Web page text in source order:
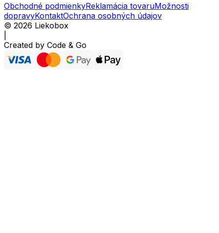
Obchodné podmienkyReklamácia tovaruMožnosti
dopravyKontaktOchrana osobných údajov
© 2026 Liekobox
Created by Code & Go